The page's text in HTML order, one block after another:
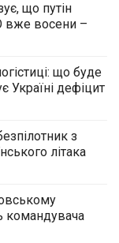
що путін
вже восени –
що буде
Україні дефіцит
з
літака
командувача